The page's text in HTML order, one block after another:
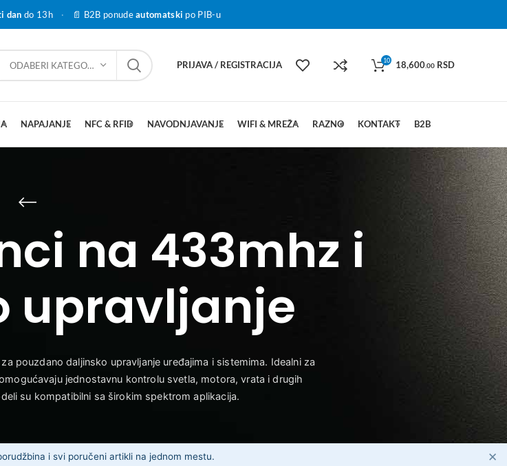
dan do 13h · 📄 B2B ponudeautomatski po PIB-u
ODABERI KATEGORIJU PRIJAVA / REGISTRACIJA 10 18,600.00 RSD
NAPAJANJE NFC & RFID NAVODNJAVANJE WIFI & MREŽA RAZNO KONTAKT B2B
na 433mhz i
upravljanje
pouzdano daljinsko upravljanje uređajima i sistemima. Idealni za
jednostavnu kontrolu svetla, motora, vrata i drugih
su kompatibilni sa širokim spektrom aplikacija.
i svi poručeni artikli na jednom mestu. ✕